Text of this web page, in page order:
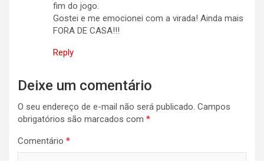
fim do jogo.
Gostei e me emocionei com a virada! Ainda mais
FORA DE CASA!!!
Reply
Deixe um comentário
O seu endereço de e-mail não será publicado. Campos
obrigatórios são marcados com *
Comentário *